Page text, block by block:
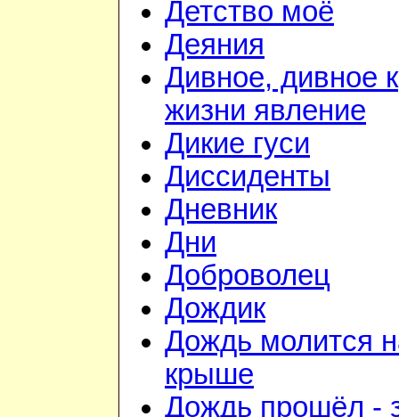
Детство моё
Деяния
Дивное, дивное к
жизни явление
Дикие гуси
Диссиденты
Дневник
Дни
Доброволец
Дождик
Дождь молится
крыше
Дождь прошёл -